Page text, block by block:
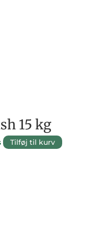
15 kg
Tilføj til kurv